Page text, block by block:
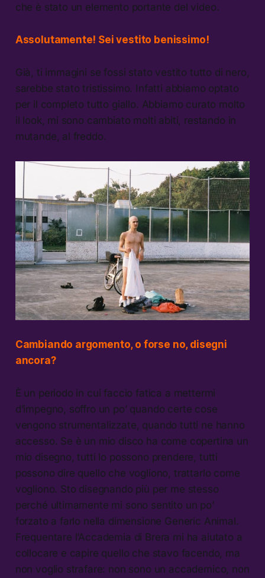
che è stato un elemento portante del video.
Assolutamente! Sei vestito benissimo!
Già, ti immagini se fossi stato vestito tutto di nero,
sarebbe stato tristissimo. Infatti abbiamo optato
per il completo tutto giallo. Abbiamo curato molto
il look, mi sono cambiato molti abiti, restando in
mutande, al freddo.
Cambiando argomento, o forse no, disegni
ancora?
È un periodo in cui faccio fatica a mettermi
d’impegno, soffro un po’ quando certe cose
vengono strumentalizzate, quando tutti ne hanno
accesso. Se è un mio disco ha come copertina un
mio disegno, tutti lo possono prendere, tutti
possono dire quello che vogliono, trattarlo come
vogliono. Sto disegnando più per me stesso
perché ultimamente mi sono sentito un po’
forzato a farlo nella dimensione Generic Animal.
Frequentare l’Accademia di Brera mi ha aiutato a
collocare e capire quello che stavo facendo, ma
non voglio strafare: non sono un accademico, non